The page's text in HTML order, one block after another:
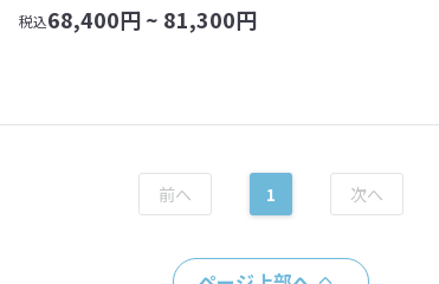
税込68,400円 ~ 81,300円
1